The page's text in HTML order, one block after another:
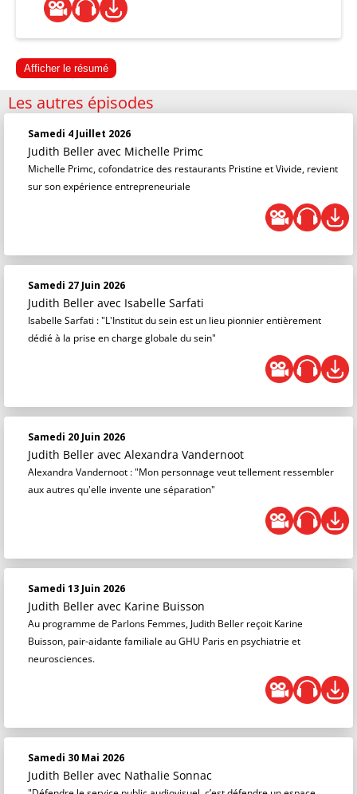
Afficher le résumé
Les autres épisodes
Samedi 4 Juillet 2026
Judith Beller avec Michelle Primc
Michelle Primc, cofondatrice des restaurants Pristine et Vivide, revient
sur son expérience entrepreneuriale
Samedi 27 Juin 2026
Judith Beller avec Isabelle Sarfati
Isabelle Sarfati : "L'Institut du sein est un lieu pionnier entièrement
dédié à la prise en charge globale du sein"
Samedi 20 Juin 2026
Judith Beller avec Alexandra Vandernoot
Alexandra Vandernoot : "Mon personnage veut tellement ressembler
aux autres qu'elle invente une séparation"
Samedi 13 Juin 2026
Judith Beller avec Karine Buisson
Au programme de Parlons Femmes, Judith Beller reçoit Karine
Buisson, pair-aidante familiale au GHU Paris en psychiatrie et
neurosciences.
Samedi 30 Mai 2026
Judith Beller avec Nathalie Sonnac